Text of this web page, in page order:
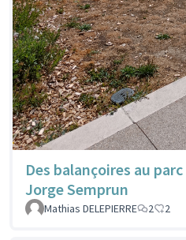
Des balançoires au parc
Jorge Semprun
Mathias DELEPIERRE
2 2